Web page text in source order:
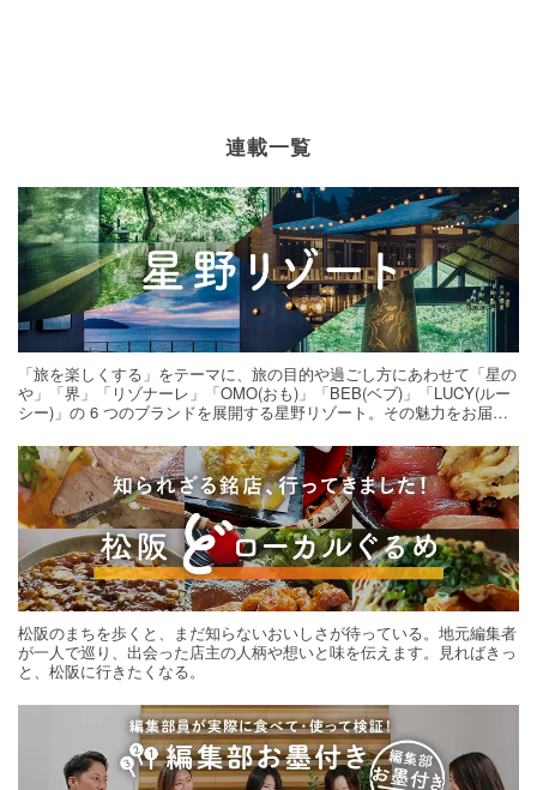
連載一覧
「旅を楽しくする」をテーマに、旅の目的や過ごし方にあわせて「星の
や」「界」「リゾナーレ」「OMO(おも)」「BEB(ベブ)」「LUCY(ルー
シー)」の 6 つのブランドを展開する星野リゾート。その魅力をお届け
松阪のまちを歩くと、まだ知らないおいしさが待っている。地元編集者
が一人で巡り、出会った店主の人柄や想いと味を伝えます。見ればきっ
と、松阪に行きたくなる。